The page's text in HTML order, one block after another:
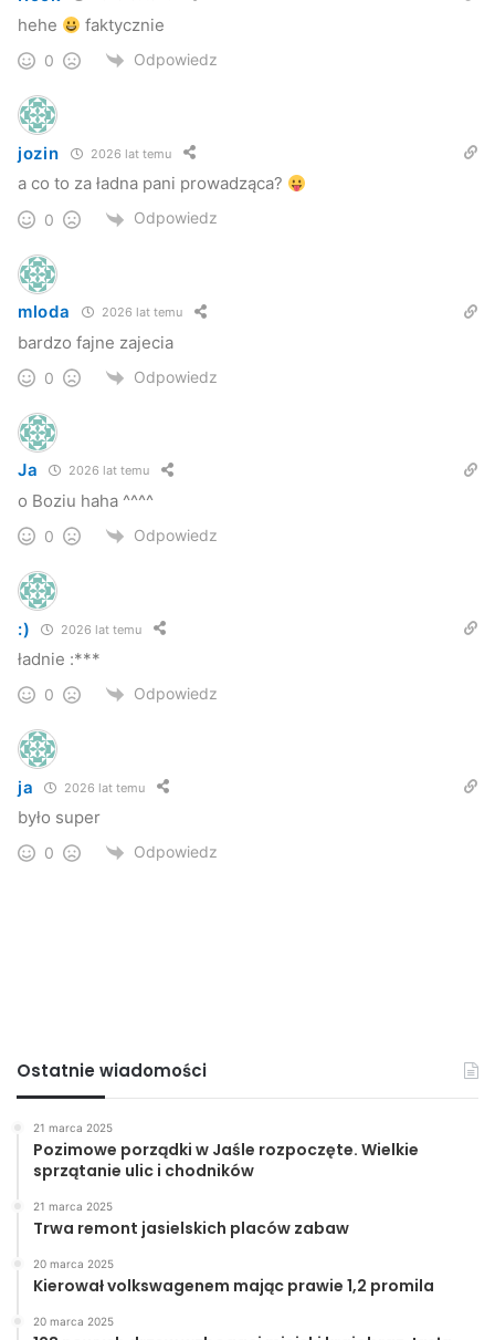
hehe faktycznie
0 Odpowiedz
jozin 2026 lat temu
a co to za ładna pani prowadząca?
0 Odpowiedz
mloda 2026 lat temu
bardzo fajne zajecia
0 Odpowiedz
Ja 2026 lat temu
o Boziu haha ^^^^
0 Odpowiedz
:) 2026 lat temu
ładnie :***
0 Odpowiedz
ja 2026 lat temu
było super
0 Odpowiedz
Ostatnie wiadomości
21 marca 2025
Pozimowe porządki w Jaśle rozpoczęte. Wielkie
sprzątanie ulic i chodników
21 marca 2025
Trwa remont jasielskich placów zabaw
20 marca 2025
Kierował volkswagenem mając prawie 1,2 promila
20 marca 2025